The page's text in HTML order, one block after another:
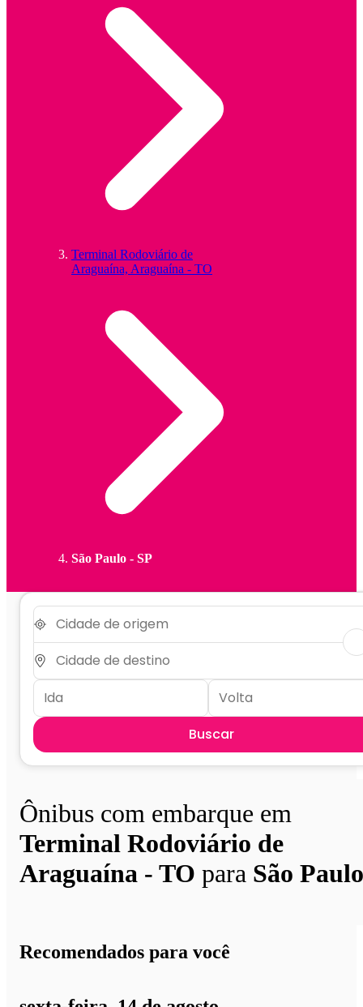
Terminal Rodoviário de
Araguaína, Araguaína - TO
São Paulo - SP
Buscar
Ônibus com embarque em
Terminal Rodoviário de
Araguaína - TO para São Paulo
Recomendados para você